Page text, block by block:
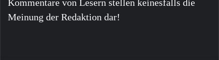
Kommentare von Lesern stellen keinesfalls die
Meinung der Redaktion dar!